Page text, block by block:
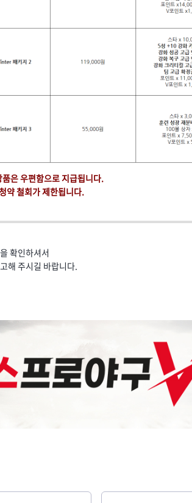
은 우편함으로 지급됩니다.
약 철회가 제한됩니다.
확인하셔서
해 주시길 바랍니다.